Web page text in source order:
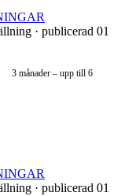
· publicerad 01
3 månader – upp till 6
· publicerad 01